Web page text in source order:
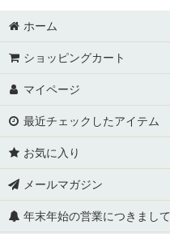
ホーム
ショッピングカート
マイページ
最近チェックしたアイテム
お気に入り
メールマガジン
年末年始の営業につきまして